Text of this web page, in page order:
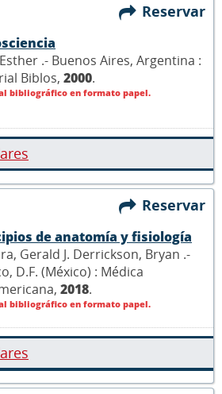
Reservar
.- Buenos Aires, Argentina :
Biblos, 2000.
bibliográfico en formato papel.
Reservar
de anatomía y fisiología
Gerald J. Derrickson, Bryan .-
D.F. (México) : Médica
2018.
bibliográfico en formato papel.